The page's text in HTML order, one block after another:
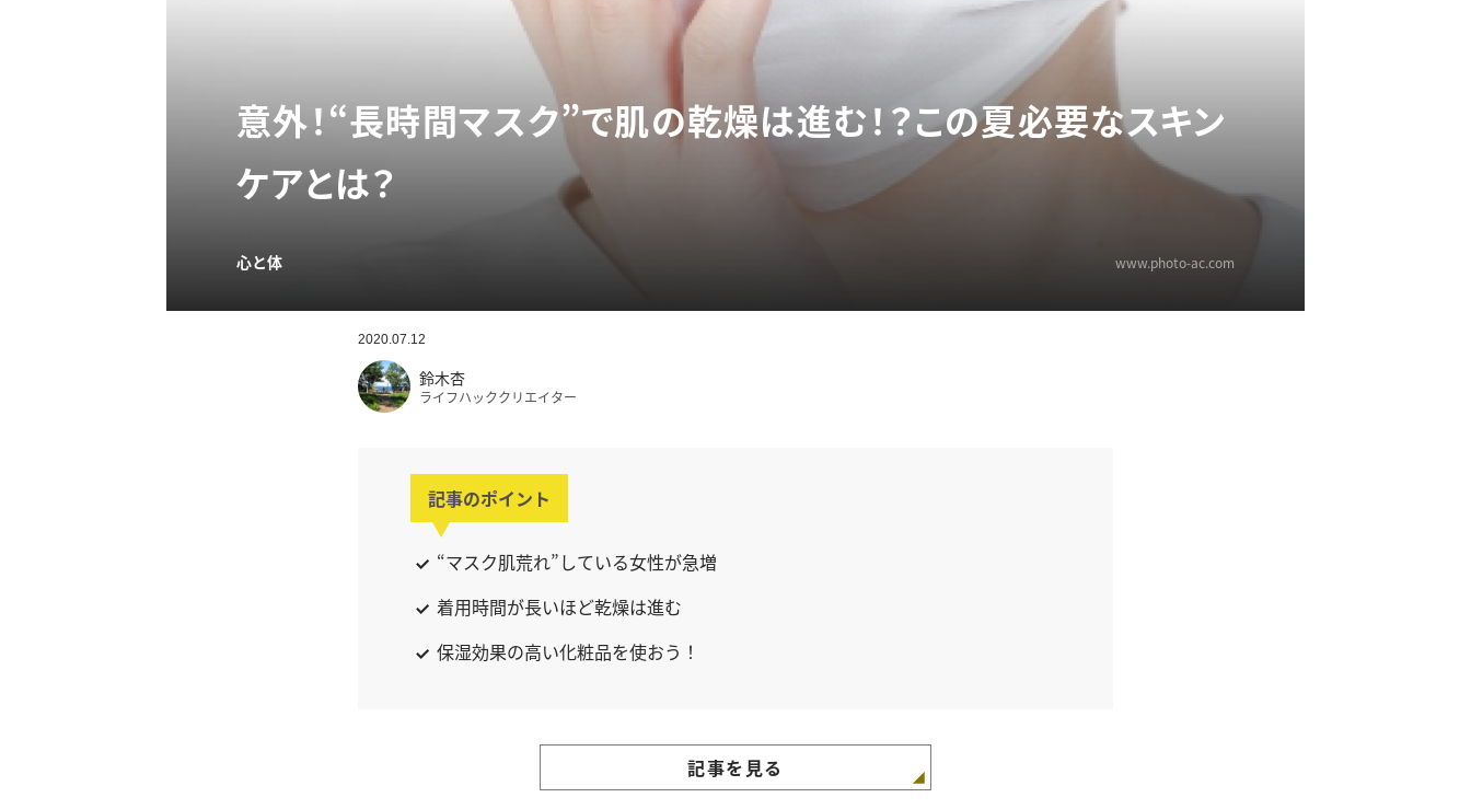
意外！“長時間マスク”で肌の乾燥は進む！？この夏必要なスキン
ケアとは？
心と体 www.photo-ac.com
2020.07.12
鈴木杏
ライフハッククリエイター
記事のポイント
“マスク肌荒れ”している女性が急増
着用時間が長いほど乾燥は進む
保湿効果の高い化粧品を使おう！
記事を見る